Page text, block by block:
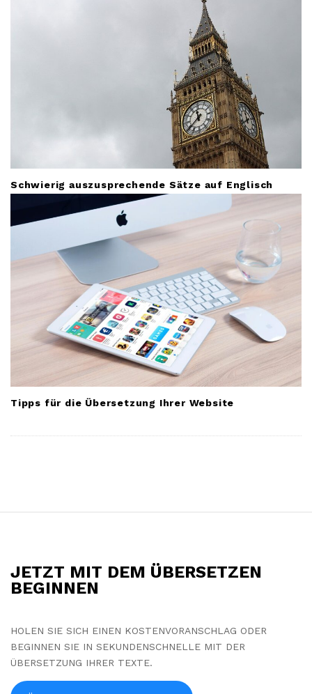
Schwierig auszusprechende Sätze auf Englisch
Tipps für die Übersetzung Ihrer Website
JETZT MIT DEM ÜBERSETZEN
BEGINNEN
HOLEN SIE SICH EINEN KOSTENVORANSCHLAG ODER
BEGINNEN SIE IN SEKUNDENSCHNELLE MIT DER
ÜBERSETZUNG IHRER TEXTE.